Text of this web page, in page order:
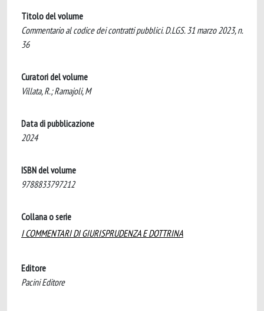
Titolo del volume
Commentario al codice dei contratti pubblici. D.LGS. 31 marzo 2023, n.
36
Curatori del volume
Villata, R.; Ramajoli, M
Data di pubblicazione
2024
ISBN del volume
9788833797212
Collana o serie
I COMMENTARI DI GIURISPRUDENZA E DOTTRINA
Editore
Pacini Editore